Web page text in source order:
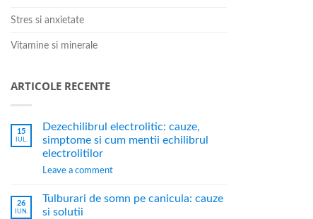
Stres si anxietate
Vitamine si minerale
ARTICOLE RECENTE
15
IUL.
Dezechilibrul electrolitic: cauze,
simptome si cum mentii echilibrul
electrolitilor
Leave a comment
26
IUN.
Tulburari de somn pe canicula: cauze
si solutii